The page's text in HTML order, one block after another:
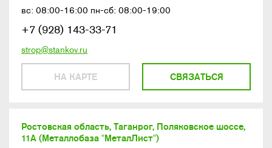
вс: 08:00-16:00 пн-сб: 08:00-19:00
НА КАРТЕ
+7 (928) 143-33-71
strop@stankov.ru
СВЯЗАТЬСЯ
Ростовская область, Таганрог, Поляковское шоссе,
11А (Металлобаза "МеталЛист")